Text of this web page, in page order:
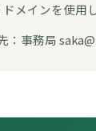
メインを使用
：事務局